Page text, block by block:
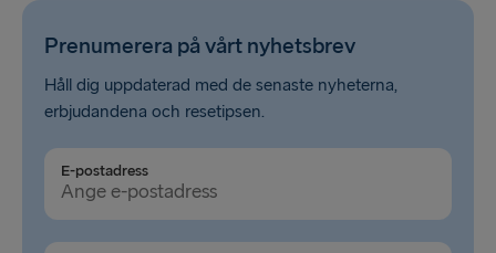
Prenumerera på vårt nyhetsbrev
Håll dig uppdaterad med de senaste nyheterna,
erbjudandena och resetipsen.
E-postadress